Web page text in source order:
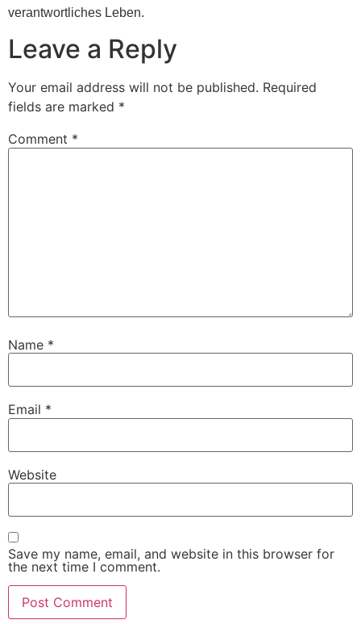
verantwortliches Leben.
Leave a Reply
Your email address will not be published. Required
fields are marked *
Comment *
Name *
Email *
Website
Save my name, email, and website in this browser for
the next time I comment.